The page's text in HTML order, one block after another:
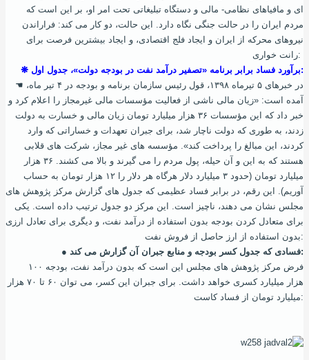
ای و مافیاهای نظامی- مالی و دستگاه تبلیغاتی تحت امر او، بر این است که
مردم ایران را در حالت جنگی نگاه دارد. این حالت، دو کار می‌ کند: فراراندن
نیروهای محرکه از ایران و ایجاد فلج اقتصادی، و ایجاد بیشترین فرصت برای
رانت‌ خواری:
❋ برآورد فساد برابر برنامه «تصفیر درآمد نفت در بودجه دولت»، جدول اول:
☚ در خبرهای ۵ تیرماه ۱۳۹۸، قول رئیس سازمان برنامه و بودجه در ۴ تیر ماه،
آمده‌ است: «زیان مالی ناشی از فعالیت مؤسسات مالی غیرمجاز را اعلام کرد و
خبر داد که این مؤسسات ۳۶ هزار میلیارد تومان زیان مالی و خسارت به دولت
زدند، به طوری که دولت ناچار شد، برای جبران تعهدات و خساراتی که وارد
کردند، این مبالغ را پرداخت کند». مؤسسه‌ های غیر مجاز، شرکت های قلابی
هستند که به این و آن حیله، پول مردم را می‌ گیرند و بالا می‌ کشند. ۳۶ هزار
میلیارد تومان (حدود ۳ میلیارد دلار هرگاه هر دلار را ۱۲ هزار تومان به حساب
آوریم). این رقم، در برابر فساد عظیمی که جدول‌ های گزارش مرکز پژوهش های
مجلس نشان می‌ دهند، ناچیز است. این مرکز دو جدول ترتیب داده‌ است. یکی
برای متعادل کردن بودجه بدون استفاده از درآمد نفت، و دیگری برای تعادل ارزی
بدون استفاده از ارز حاصل از فروش نفت:
● فسادی که جدول کسر بودجه و منابع جبران آن گزارش می‌ کند:
هزار میلیارد کسری خواهد داشت. برای جبران این کسر، می‌ توان ۶۰ تا ۷۰ هزار
میلیارد تومان از فساد کاست: